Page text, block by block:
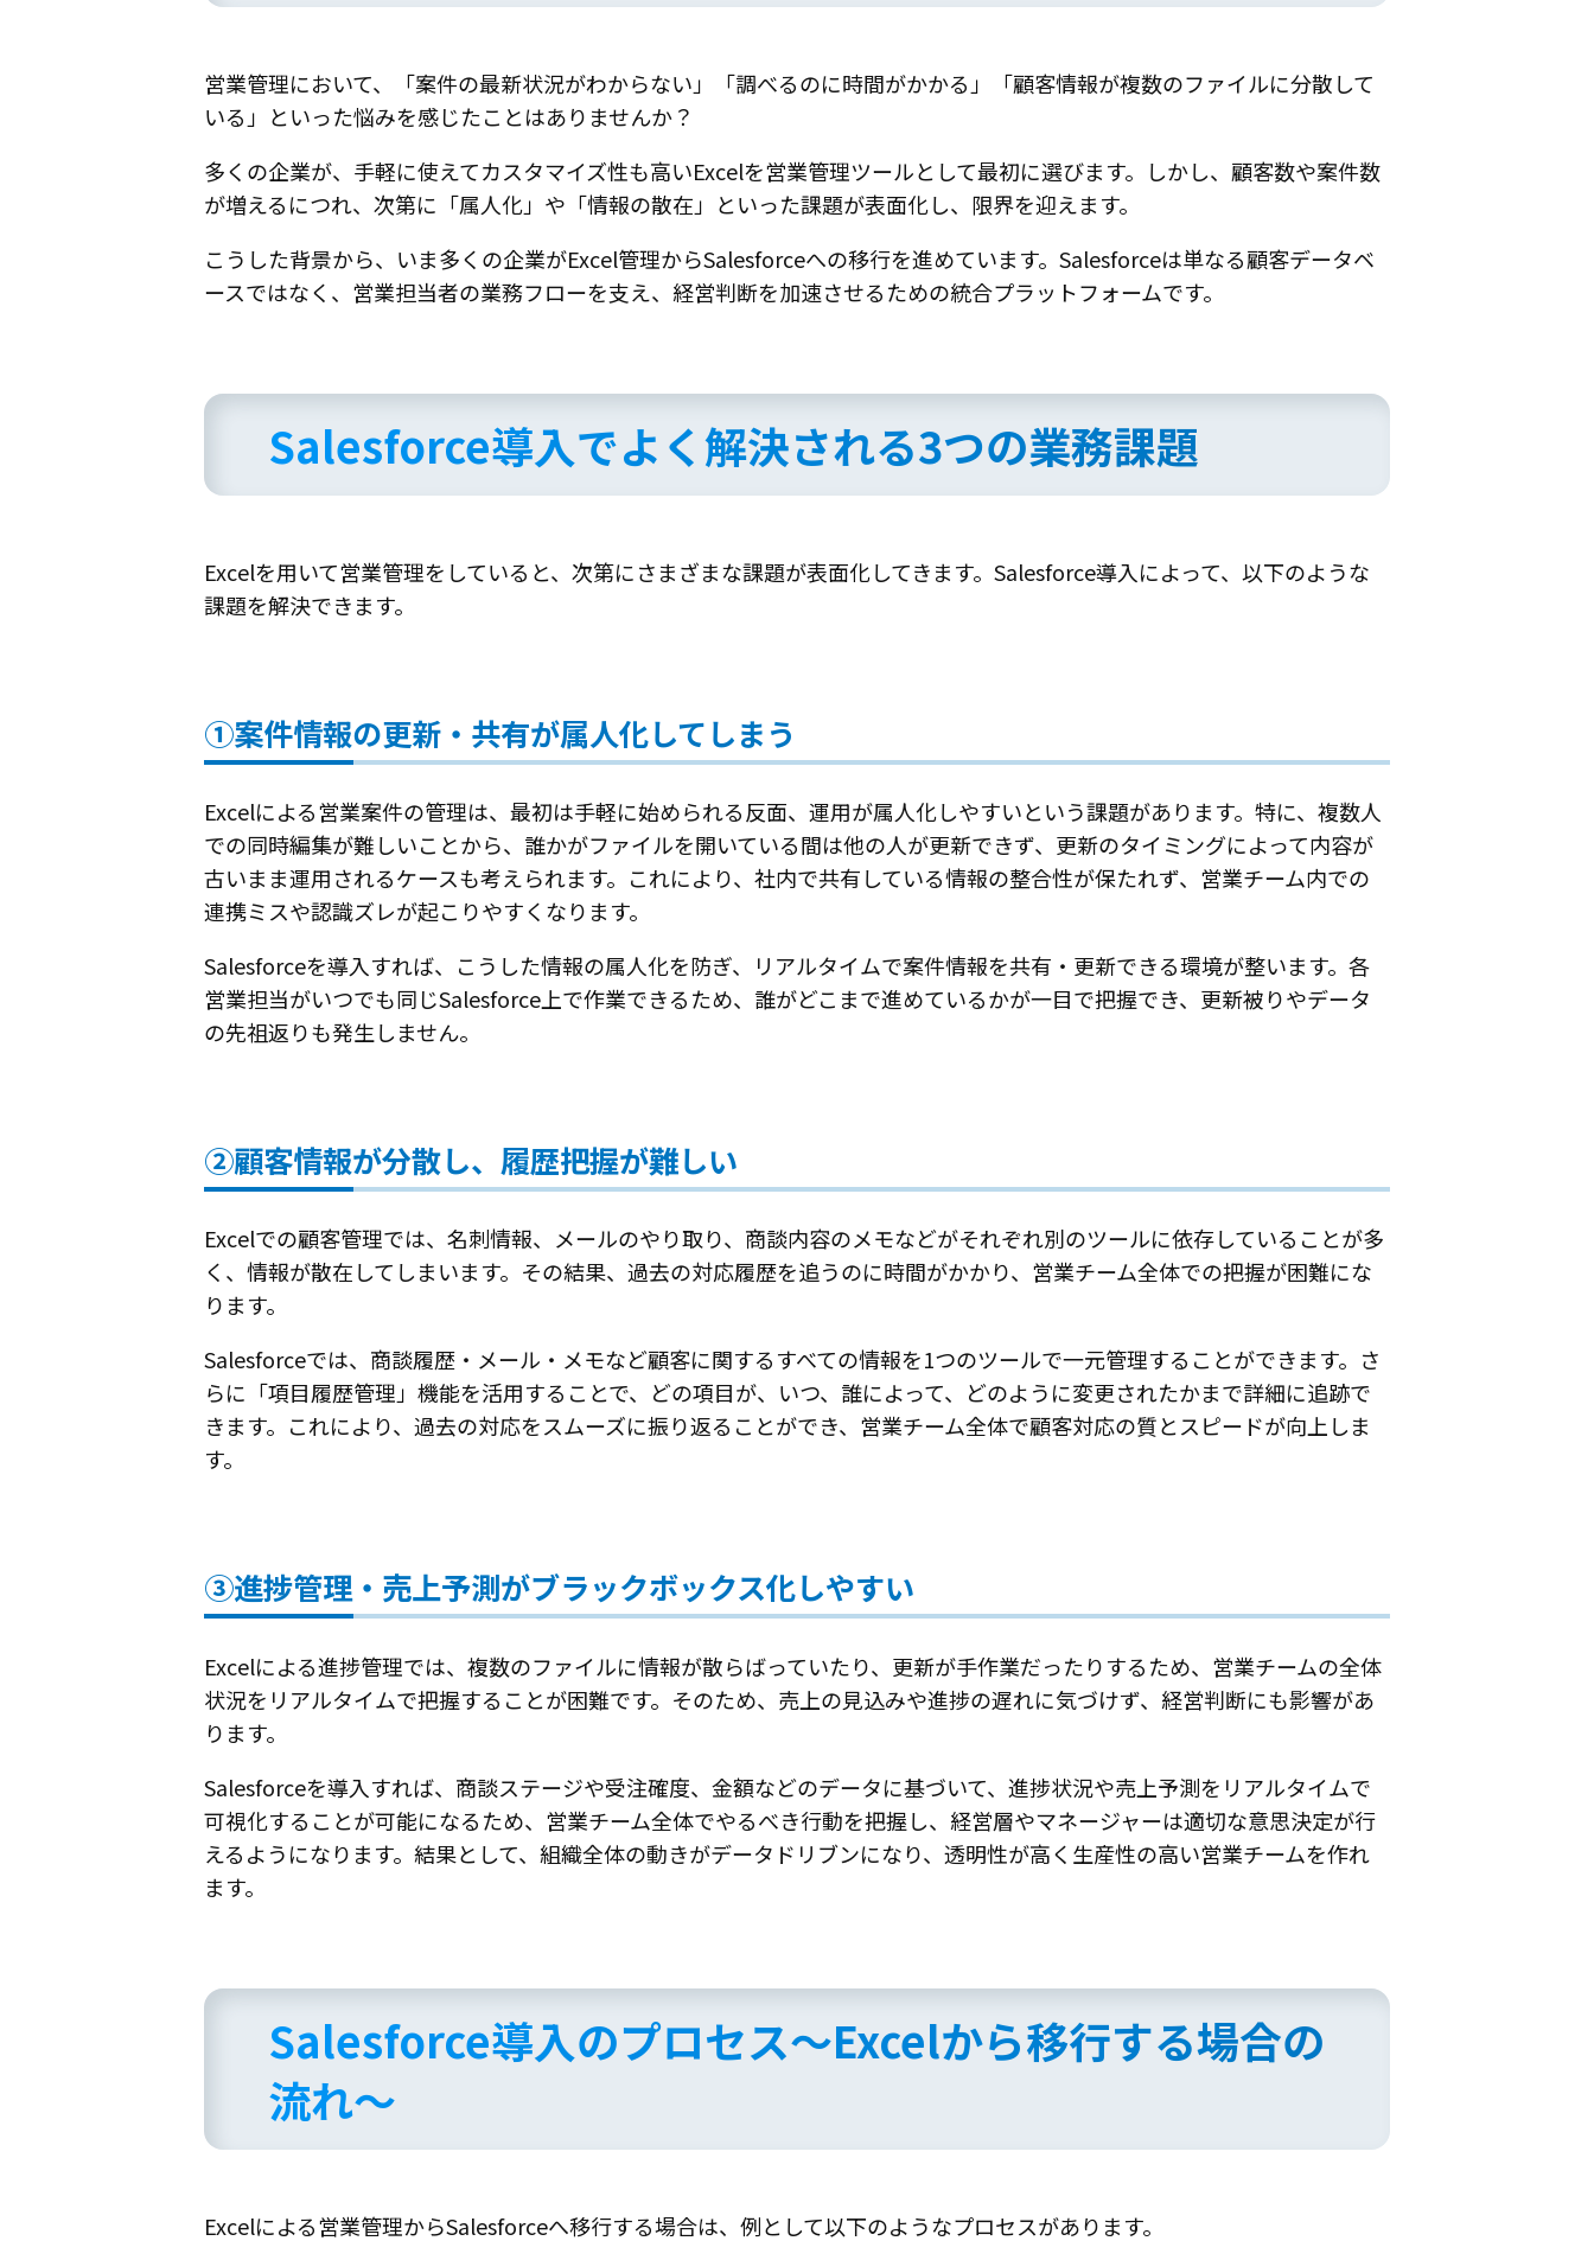
営業管理において、「案件の最新状況がわからない」「調べるのに時間がかかる」「顧客情報が複数のファイルに分散して
いる」といった悩みを感じたことはありませんか？
多くの企業が、手軽に使えてカスタマイズ性も高いExcelを営業管理ツールとして最初に選びます。しかし、顧客数や案件数
が増えるにつれ、次第に「属人化」や「情報の散在」といった課題が表面化し、限界を迎えます。
こうした背景から、いま多くの企業がExcel管理からSalesforceへの移行を進めています。Salesforceは単なる顧客データベ
ースではなく、営業担当者の業務フローを支え、経営判断を加速させるための統合プラットフォームです。
Salesforce導入でよく解決される3つの業務課題
Excelを用いて営業管理をしていると、次第にさまざまな課題が表面化してきます。Salesforce導入によって、以下のような
課題を解決できます。
①案件情報の更新・共有が属人化してしまう
Excelによる営業案件の管理は、最初は手軽に始められる反面、運用が属人化しやすいという課題があります。特に、複数人
での同時編集が難しいことから、誰かがファイルを開いている間は他の人が更新できず、更新のタイミングによって内容が
古いまま運用されるケースも考えられます。これにより、社内で共有している情報の整合性が保たれず、営業チーム内での
連携ミスや認識ズレが起こりやすくなります。
Salesforceを導入すれば、こうした情報の属人化を防ぎ、リアルタイムで案件情報を共有・更新できる環境が整います。各
営業担当がいつでも同じSalesforce上で作業できるため、誰がどこまで進めているかが一目で把握でき、更新被りやデータ
の先祖返りも発生しません。
②顧客情報が分散し、履歴把握が難しい
Excelでの顧客管理では、名刺情報、メールのやり取り、商談内容のメモなどがそれぞれ別のツールに依存していることが多
く、情報が散在してしまいます。その結果、過去の対応履歴を追うのに時間がかかり、営業チーム全体での把握が困難にな
ります。
Salesforceでは、商談履歴・メール・メモなど顧客に関するすべての情報を1つのツールで一元管理することができます。さ
らに「項目履歴管理」機能を活用することで、どの項目が、いつ、誰によって、どのように変更されたかまで詳細に追跡で
きます。これにより、過去の対応をスムーズに振り返ることができ、営業チーム全体で顧客対応の質とスピードが向上しま
す。
③進捗管理・売上予測がブラックボックス化しやすい
Excelによる進捗管理では、複数のファイルに情報が散らばっていたり、更新が手作業だったりするため、営業チームの全体
状況をリアルタイムで把握することが困難です。そのため、売上の見込みや進捗の遅れに気づけず、経営判断にも影響があ
ります。
Salesforceを導入すれば、商談ステージや受注確度、金額などのデータに基づいて、進捗状況や売上予測をリアルタイムで
可視化することが可能になるため、営業チーム全体でやるべき行動を把握し、経営層やマネージャーは適切な意思決定が行
えるようになります。結果として、組織全体の動きがデータドリブンになり、透明性が高く生産性の高い営業チームを作れ
ます。
Salesforce導入のプロセス〜Excelから移行する場合の
流れ〜
Excelによる営業管理からSalesforceへ移行する場合は、例として以下のようなプロセスがあります。